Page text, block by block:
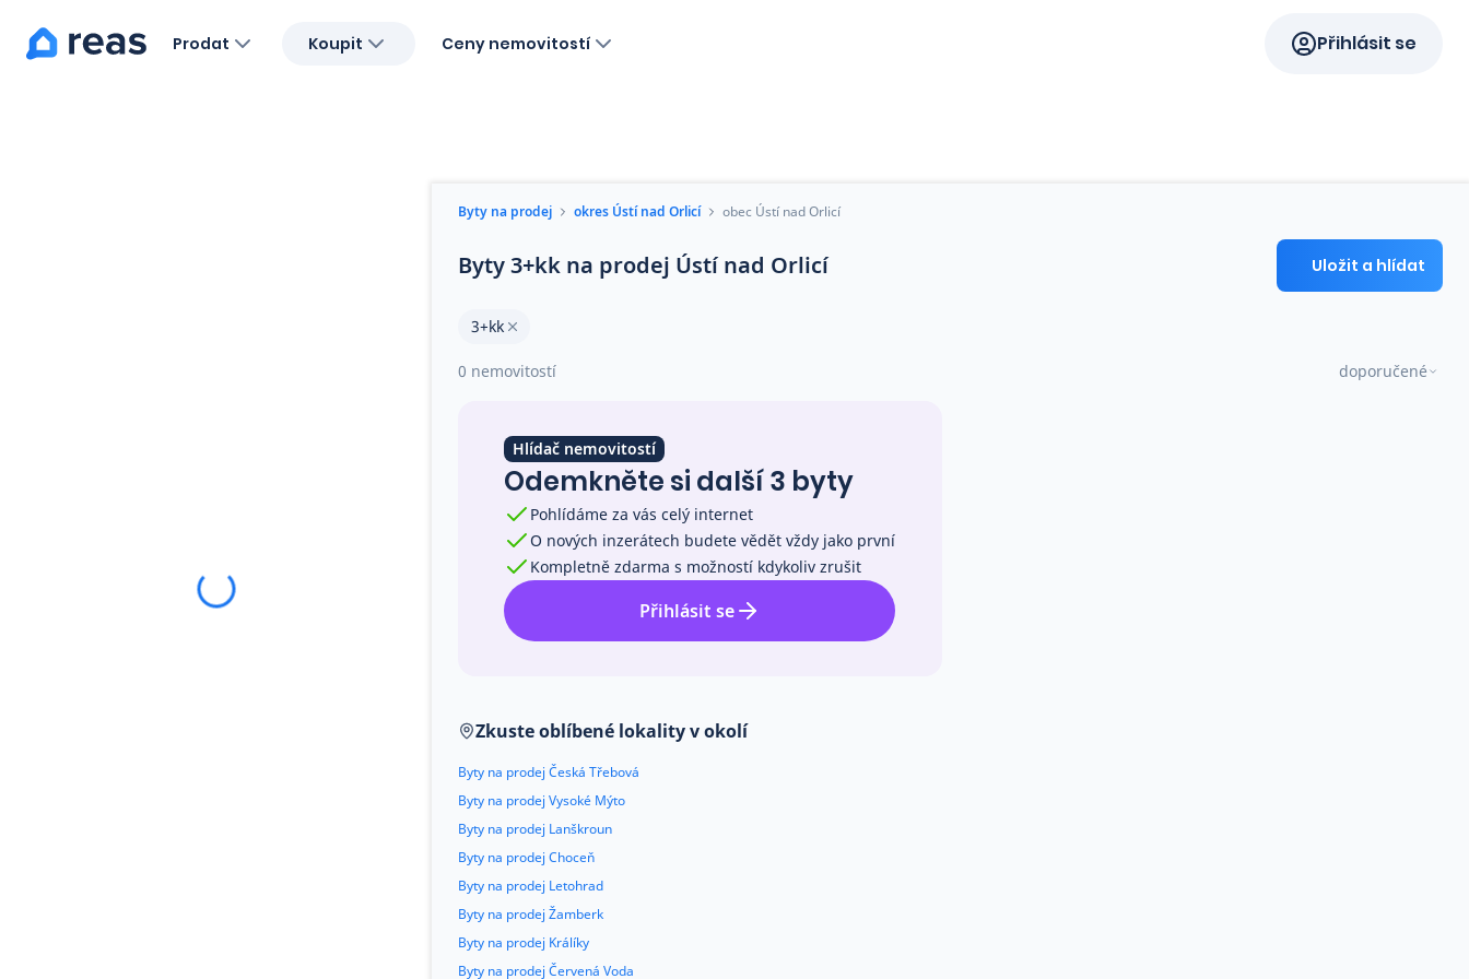
Prodat Koupit Ceny nemovitostí Přihlásit se
Byty na prodej okres Ústí nad Orlicí obec Ústí nad Orlicí
Byty 3+kk na prodej Ústí nad Orlicí Uložit a hlídat
3+kk
0 nemovitostí doporučené
Hlídač nemovitostí
Odemkněte si další 3 byty
Pohlídáme za vás celý internet
O nových inzerátech budete vědět vždy jako první
Kompletně zdarma s možností kdykoliv zrušit
Přihlásit se
Zkuste oblíbené lokality v okolí
Byty na prodej Česká Třebová
Byty na prodej Vysoké Mýto
Byty na prodej Lanškroun
Byty na prodej Choceň
Byty na prodej Letohrad
Byty na prodej Žamberk
Byty na prodej Králíky
Byty na prodej Červená Voda